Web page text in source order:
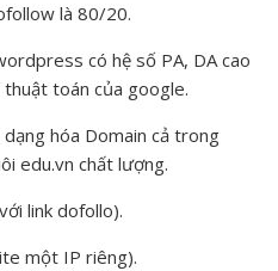
là 80/20.
có hệ số PA, DA cao
toán của google.
hóa Domain cả trong
edu.vn chất lượng.
link dofollo).
một IP riêng).